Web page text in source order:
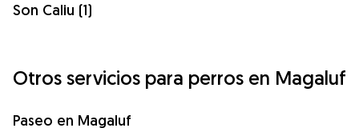
Son Caliu (1)
Otros servicios para perros en Magaluf
Paseo en Magaluf